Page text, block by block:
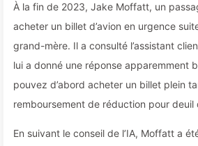
À la fin de 2023, Jake Moffatt, un
acheter un billet d’avion en urgence
grand-mère. Il a consulté l’assistant
lui a donné une réponse apparemment
pouvez d’abord acheter un billet plein
remboursement de réduction pour deuil
En suivant le conseil de l’IA, Moffatt a